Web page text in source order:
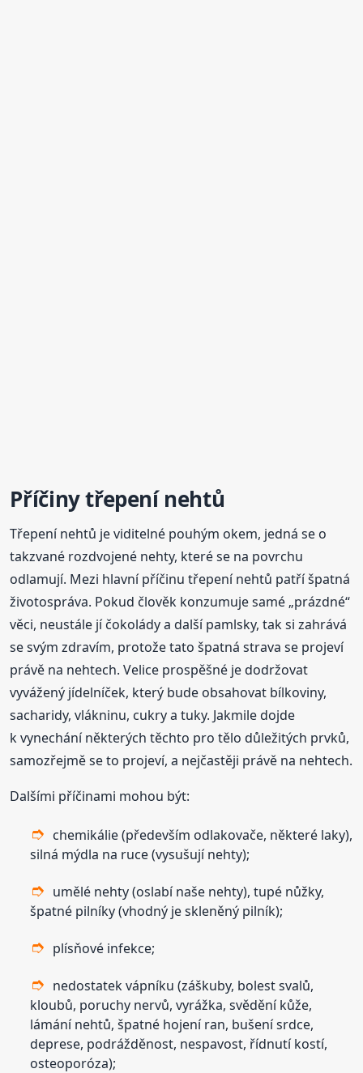
Příčiny třepení nehtů
Třepení nehtů je viditelné pouhým okem, jedná se o
takzvané rozdvojené nehty, které se na povrchu
odlamují. Mezi hlavní příčinu třepení nehtů patří špatná
životospráva. Pokud člověk konzumuje samé „prázdné“
věci, neustále jí čokolády a další pamlsky, tak si zahrává
se svým zdravím, protože tato špatná strava se projeví
právě na nehtech. Velice prospěšné je dodržovat
vyvážený jídelníček, který bude obsahovat bílkoviny,
sacharidy, vlákninu, cukry a tuky. Jakmile dojde
k vynechání některých těchto pro tělo důležitých prvků,
samozřejmě se to projeví, a nejčastěji právě na nehtech.
Dalšími příčinami mohou být:
chemikálie (především odlakovače, některé laky),
silná mýdla na ruce (vysušují nehty);
umělé nehty (oslabí naše nehty), tupé nůžky,
špatné pilníky (vhodný je skleněný pilník);
plísňové infekce;
nedostatek vápníku (záškuby, bolest svalů,
kloubů, poruchy nervů, vyrážka, svědění kůže,
lámání nehtů, špatné hojení ran, bušení srdce,
deprese, podrážděnost, nespavost, řídnutí kostí,
osteoporóza);